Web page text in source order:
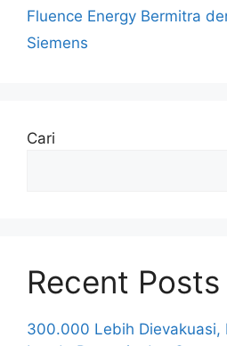
Fluence Energy Bermitra
Siemens
Cari
Recent Posts
300.000 Lebih Dievakuasi,